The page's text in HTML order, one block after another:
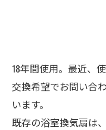
18年間使用。最近、
交換希望でお問い合
います。
既存の浴室換気扇は